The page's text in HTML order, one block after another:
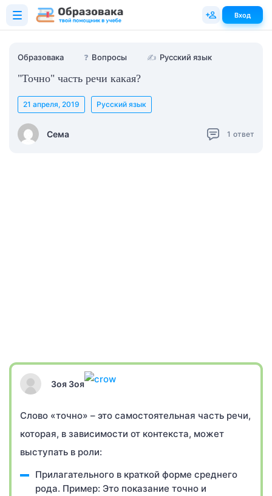
Образовака ❓ Вопросы ✍ Русский язык
"Точно" часть речи какая?
Сема
21 апреля, 2019 Русский язык
1 ответ
Зоя Зоя
Слово «точно» – это самостоятельная часть речи,
которая, в зависимости от контекста, может
выступать в роли:
Прилагательного в краткой форме среднего
рода. Пример: Это показание точно и
Вход